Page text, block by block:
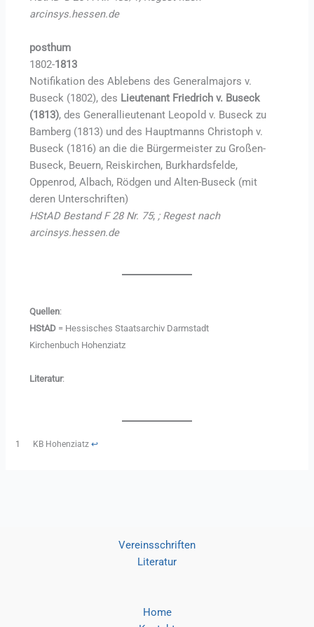
arcinsys.hessen.de
posthum
1802-1813
Notifikation des Ablebens des Generalmajors v.
Buseck (1802), des Lieutenant Friedrich v. Buseck
(1813), des Generallieutenant Leopold v. Buseck zu
Bamberg (1813) und des Hauptmanns Christoph v.
Buseck (1816) an die die Bürgermeister zu Großen-
Buseck, Beuern, Reiskirchen, Burkhardsfelde,
Oppenrod, Albach, Rödgen und Alten-Buseck (mit
deren Unterschriften)
HStAD Bestand F 28 Nr. 75; ; Regest nach
arcinsys.hessen.de
Quellen:
HStAD = Hessisches Staatsarchiv Darmstadt
Kirchenbuch Hohenziatz
Literatur:
1 KB Hohenziatz ↩︎
Vereinsschriften
Literatur
Home